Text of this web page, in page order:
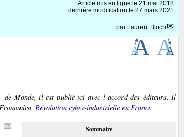
Article mis en ligne le 21 mai 2018
dernière modification le 27 mars 2021
par Laurent Bloch
de Monde, il est publié ici avec l’accord des éditeurs. Il
Révolution cyber-industrielle en France.
Sommaire